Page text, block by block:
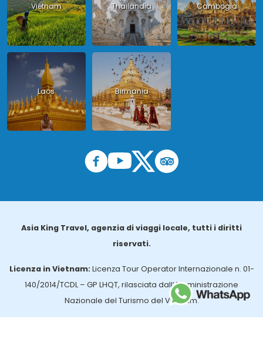
Vietnam Thailandia Cambogia
Laos Birmania
Asia King Travel, agenzia di viaggi locale, tutti i diritti
riservati.
Licenza in Vietnam: Licenza Tour Operator Internazionale n. 01-
140/2014/TCDL – GP LHQT, rilasciata dall’Amministrazione
Nazionale del Turismo del Vietnam.